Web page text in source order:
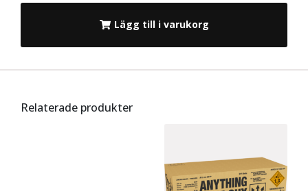
Lägg till i varukorg
Relaterade produkter